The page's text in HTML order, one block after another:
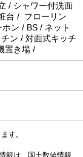
/ シャワー付洗面
台 / フローリン
ン / BS / ネット
ン / 対面式キッチ
置き場 /
す。
報は、国土数値情報